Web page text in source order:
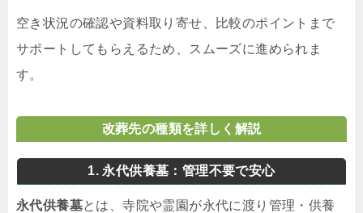
空き状況の確認や資料取り寄せ、比較のポイントまで
サポートしてもらえるため、スムーズに進められま
す。
改葬先の種類を詳しく解説
1. 永代供養墓：管理不要で安心
永代供養墓とは、寺院や霊園が永代に渡り管理・供養